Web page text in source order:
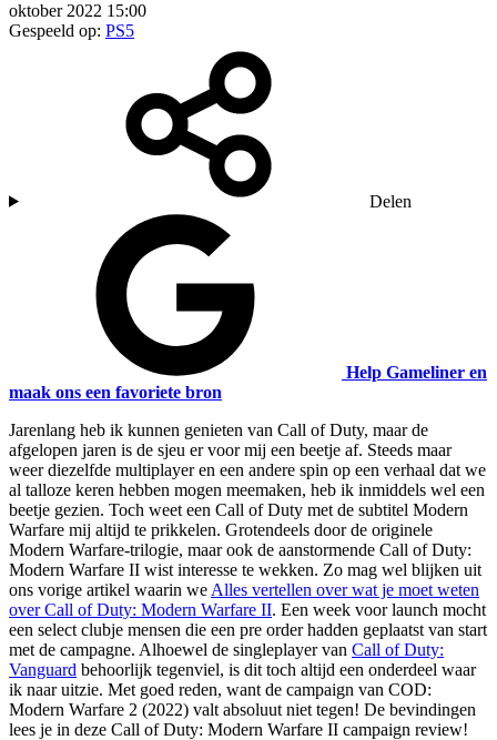
oktober 2022 15:00
Gespeeld op: PS5
Delen
Help Gameliner en
maak ons een favoriete bron
Jarenlang heb ik kunnen genieten van Call of Duty, maar de
afgelopen jaren is de sjeu er voor mij een beetje af. Steeds maar
weer diezelfde multiplayer en een andere spin op een verhaal dat we
al talloze keren hebben mogen meemaken, heb ik inmiddels wel een
beetje gezien. Toch weet een Call of Duty met de subtitel Modern
Warfare mij altijd te prikkelen. Grotendeels door de originele
Modern Warfare-trilogie, maar ook de aanstormende Call of Duty:
Modern Warfare II wist interesse te wekken. Zo mag wel blijken uit
ons vorige artikel waarin we Alles vertellen over wat je moet weten
over Call of Duty: Modern Warfare II. Een week voor launch mocht
een select clubje mensen die een pre order hadden geplaatst van start
met de campagne. Alhoewel de singleplayer van Call of Duty:
Vanguard behoorlijk tegenviel, is dit toch altijd een onderdeel waar
ik naar uitzie. Met goed reden, want de campaign van COD:
Modern Warfare 2 (2022) valt absoluut niet tegen! De bevindingen
lees je in deze Call of Duty: Modern Warfare II campaign review!